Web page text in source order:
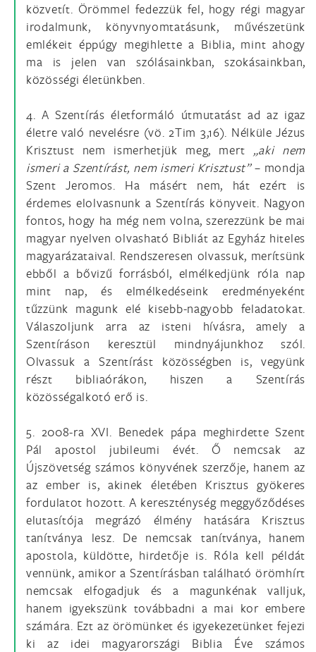
közvetít. Örömmel fedezzük fel, hogy régi magyar
irodalmunk, könyvnyomtatásunk, művészetünk
emlékeit éppúgy megihlette a Biblia, mint ahogy
ma is jelen van szólásainkban, szokásainkban,
közösségi életünkben.
4. A Szentírás életformáló útmutatást ad az igaz
életre való nevelésre (vö. 2Tim 3,16). Nélküle Jézus
Krisztust nem ismerhetjük meg, mert „aki nem
ismeri a Szentírást, nem ismeri Krisztust”– mondja
Szent Jeromos. Ha másért nem, hát ezért is
érdemes elolvasnunk a Szentírás könyveit. Nagyon
fontos, hogy ha még nem volna, szerezzünk be mai
magyar nyelven olvasható Bibliát az Egyház hiteles
magyarázataival. Rendszeresen olvassuk, merítsünk
ebből a bővizű forrásból, elmélkedjünk róla nap
mint nap, és elmélkedéseink eredményeként
tűzzünk magunk elé kisebb-nagyobb feladatokat.
Válaszoljunk arra az isteni hívásra, amely a
Szentíráson keresztül mindnyájunkhoz szól.
Olvassuk a Szentírást közösségben is, vegyünk
részt bibliaórákon, hiszen a Szentírás
közösségalkotó erő is.
5. 2008-ra XVI. Benedek pápa meghirdette Szent
Pál apostol jubileumi évét. Ő nemcsak az
Újszövetség számos könyvének szerzője, hanem az
az ember is, akinek életében Krisztus gyökeres
fordulatot hozott. A kereszténység meggyőződéses
elutasítója megrázó élmény hatására Krisztus
tanítványa lesz. De nemcsak tanítványa, hanem
apostola, küldötte, hirdetője is. Róla kell példát
vennünk, amikor a Szentírásban található örömhírt
nemcsak elfogadjuk és a magunkénak valljuk,
hanem igyekszünk továbbadni a mai kor embere
számára. Ezt az örömünket és igyekezetünket fejezi
ki az idei magyarországi Biblia Éve számos